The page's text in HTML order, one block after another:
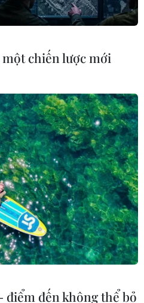
MỤC
Nam đoạt
quốc tế
Bắc Bộ sẽ
Việt Nam?
chiến lược mới
điểm đến không thể bỏ